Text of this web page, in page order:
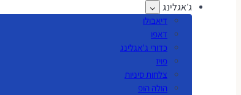
ג׳אגלינג
דיאבולו
דאפו
כדורי ג'אגלינג
פויז
צלחות סיניות
הולה הופ